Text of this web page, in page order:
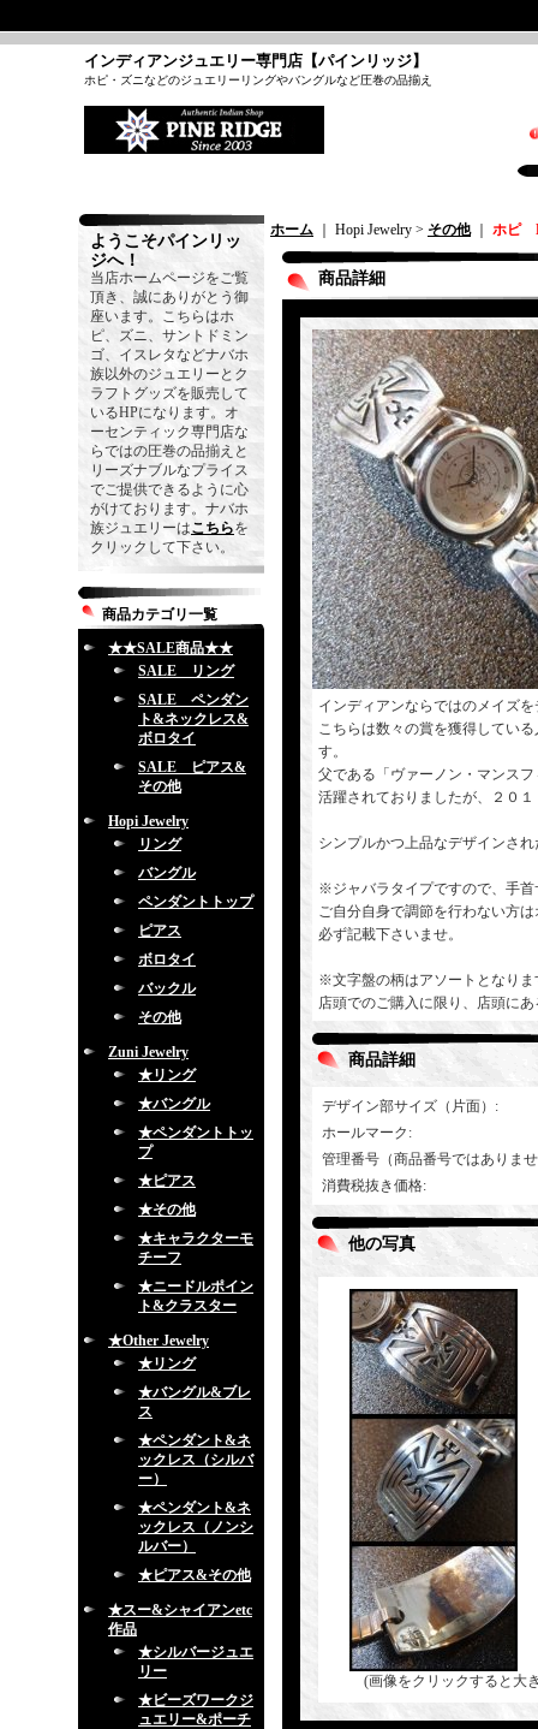
インディアンジュエリー専門店【パインリッジ】
ホピ・ズニなどのジュエリーリングやバングルなど圧巻の品揃え
ようこそパインリッ
ジへ！
当店ホームページをご覧
頂き、誠にありがとう御
座います。こちらはホ
ピ、ズニ、サントドミン
ゴ、イスレタなどナバホ
族以外のジュエリーとク
ラフトグッズを販売して
いるHPになります。オ
ーセンティック専門店な
らではの圧巻の品揃えと
リーズナブルなプライス
でご提供できるように心
がけております。ナバホ
族ジュエリーはこちらを
クリックして下さい。
商品カテゴリ一覧
★★SALE商品★★
SALE リング
SALE ペンダン
ト&ネックレス&
ボロタイ
SALE ピアス&
その他
Hopi Jewelry
リング
バングル
ペンダントトップ
ピアス
ボロタイ
バックル
その他
Zuni Jewelry
★リング
★バングル
★ペンダントトッ
プ
★ピアス
★その他
★キャラクターモ
チーフ
★ニードルポイン
ト&クラスター
★Other Jewelry
★リング
★バングル&ブレ
ス
★ペンダント&ネ
ックレス（シルバ
ー）
★ペンダント&ネ
ックレス（ノンシ
ルバー）
★ピアス&その他
★スー&シャイアンetc
作品
★シルバージュエ
リー
★ビーズワークジ
ュエリー&ポーチ
ホーム ｜ Hopi Jewelry > その他｜ ホピ
商品詳細
インディアンならではのメイズ
こちらは数々の賞を獲得してい
す。
父である「ヴァーノン・マンス
活躍されておりましたが、２０
シンプルかつ上品なデザインさ
※ジャバラタイプですので、手
ご自分自身で調節を行わない方
必ず記載下さいませ。
※文字盤の柄はアソートとなり
店頭でのご購入に限り、店頭に
商品詳細
デザイン部サイズ（片面） :
ホールマーク :
管理番号（商品番号ではありま
消費税抜き価格:
他の写真
(画像をクリックすると大